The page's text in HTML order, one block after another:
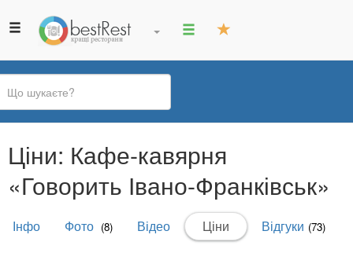
Ви
є
тут
Ціни: Кафе-кавярня
«Говорить Івано-Франківськ»
Первинні
Інфо Фото (8) Відео Ціни (активна
вкладка)
Відгуки (73)